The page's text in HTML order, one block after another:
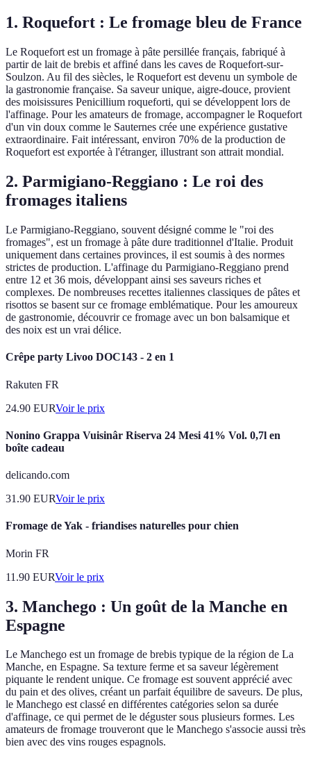
1. Roquefort : Le fromage bleu de France
Le Roquefort est un fromage à pâte persillée français, fabriqué à
partir de lait de brebis et affiné dans les caves de Roquefort-sur-
Soulzon. Au fil des siècles, le Roquefort est devenu un symbole de
la gastronomie française. Sa saveur unique, aigre-douce, provient
des moisissures Penicillium roqueforti, qui se développent lors de
l'affinage. Pour les amateurs de fromage, accompagner le Roquefort
d'un vin doux comme le Sauternes crée une expérience gustative
extraordinaire. Fait intéressant, environ 70% de la production de
Roquefort est exportée à l'étranger, illustrant son attrait mondial.
2. Parmigiano-Reggiano : Le roi des
fromages italiens
Le Parmigiano-Reggiano, souvent désigné comme le "roi des
fromages", est un fromage à pâte dure traditionnel d'Italie. Produit
uniquement dans certaines provinces, il est soumis à des normes
strictes de production. L'affinage du Parmigiano-Reggiano prend
entre 12 et 36 mois, développant ainsi ses saveurs riches et
complexes. De nombreuses recettes italiennes classiques de pâtes et
risottos se basent sur ce fromage emblématique. Pour les amoureux
de gastronomie, découvrir ce fromage avec un bon balsamique et
des noix est un vrai délice.
Crêpe party Livoo DOC143 - 2 en 1
Rakuten FR
24.90 EURVoir le prix
Nonino Grappa Vuisinâr Riserva 24 Mesi 41% Vol. 0,7l en
boîte cadeau
delicando.com
31.90 EURVoir le prix
Fromage de Yak - friandises naturelles pour chien
Morin FR
11.90 EURVoir le prix
3. Manchego : Un goût de la Manche en
Espagne
Le Manchego est un fromage de brebis typique de la région de La
Manche, en Espagne. Sa texture ferme et sa saveur légèrement
piquante le rendent unique. Ce fromage est souvent apprécié avec
du pain et des olives, créant un parfait équilibre de saveurs. De plus,
le Manchego est classé en différentes catégories selon sa durée
d'affinage, ce qui permet de le déguster sous plusieurs formes. Les
amateurs de fromage trouveront que le Manchego s'associe aussi très
bien avec des vins rouges espagnols.